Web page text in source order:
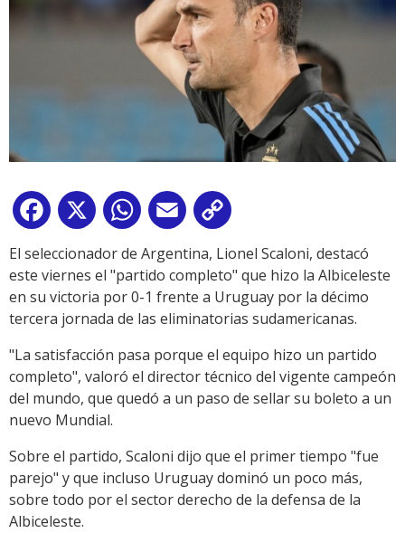
Facebook
X WhatsApp
Email
Link
El seleccionador de Argentina, Lionel Scaloni, destacó
este viernes el "partido completo" que hizo la Albiceleste
en su victoria por 0-1 frente a Uruguay por la décimo
tercera jornada de las eliminatorias sudamericanas.
"La satisfacción pasa porque el equipo hizo un partido
completo", valoró el director técnico del vigente campeón
del mundo, que quedó a un paso de sellar su boleto a un
nuevo Mundial.
Sobre el partido, Scaloni dijo que el primer tiempo "fue
parejo" y que incluso Uruguay dominó un poco más,
sobre todo por el sector derecho de la defensa de la
Albiceleste.